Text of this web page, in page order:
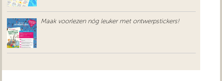
Maak voorlezen nóg leuker met ontwerpstickers!